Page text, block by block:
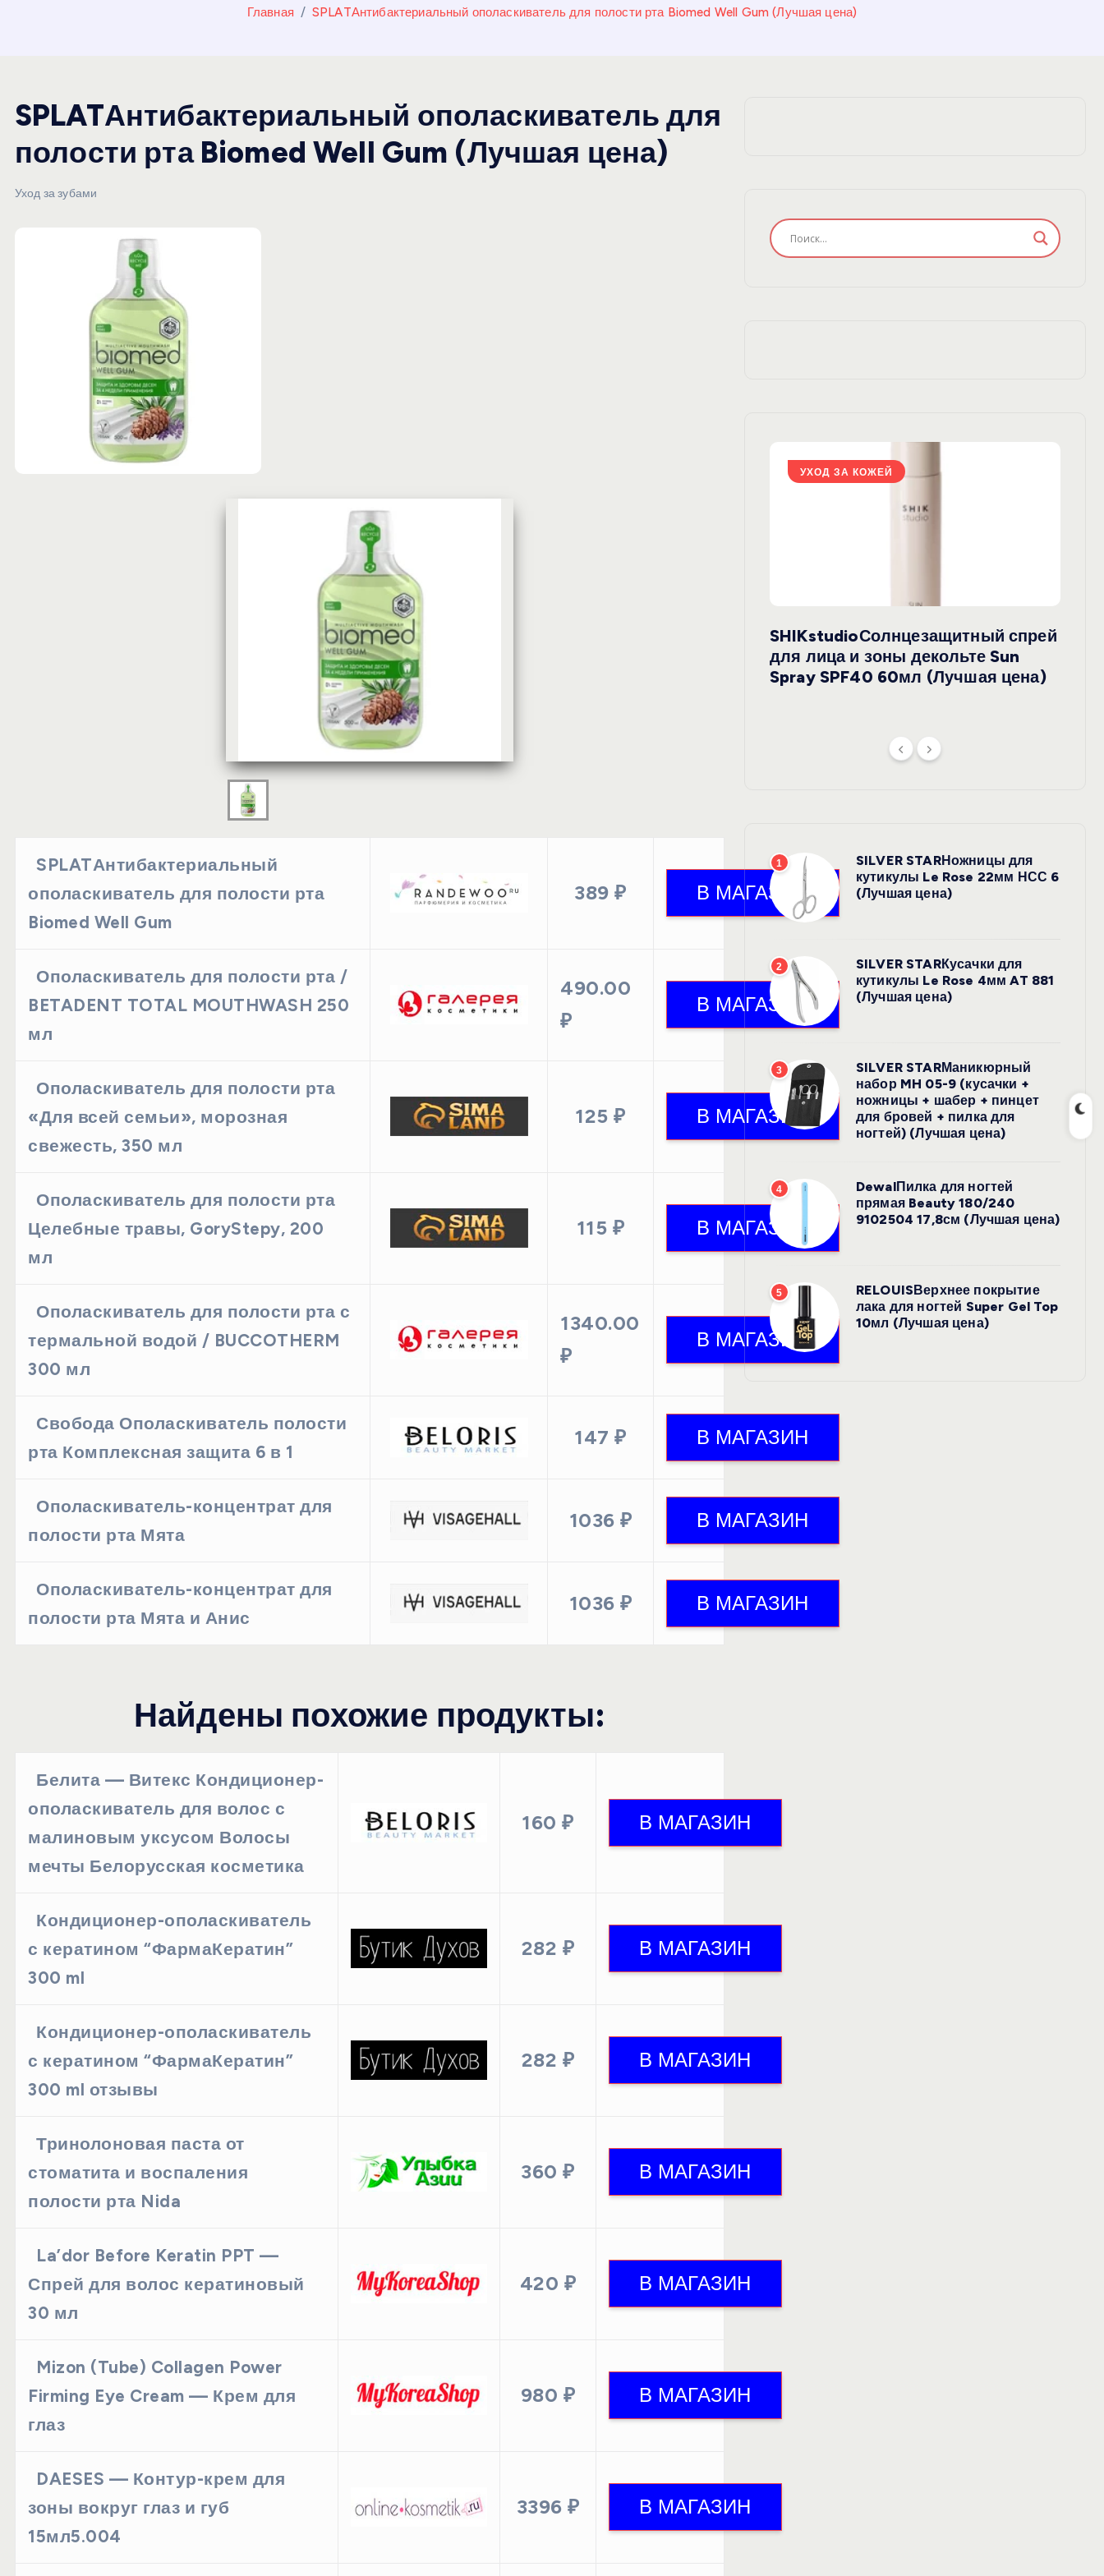
Главная SPLATАнтибактериальный ополаскиватель для полости рта Biomed Well Gum (Лучшая цена)
SPLATАнтибактериальный ополаскиватель для
полости рта Biomed Well Gum (Лучшая цена)
Уход за зубами
SPLATАнтибактериальный
ополаскиватель для полости рта
Biomed Well Gum
389 ₽
Ополаскиватель для полости рта /
BETADENT TOTAL MOUTHWASH 250
мл
490.00
₽
Ополаскиватель для полости рта
«Для всей семьи», морозная
свежесть, 350 мл
125 ₽
Ополаскиватель для полости рта
Целебные травы, GoryStepy, 200
мл
115 ₽
Ополаскиватель для полости рта с
термальной водой / BUCCOTHERM
300 мл
1340.00
₽
Свобода Ополаскиватель полости
рта Комплексная защита 6 в 1
147 ₽
Ополаскиватель-концентрат для
полости рта Мята
1036 ₽
Ополаскиватель-концентрат для
полости рта Мята и Анис
1036 ₽
Найдены похожие продукты:
Белита — Витекс Кондиционер-
ополаскиватель для волос с
малиновым уксусом Волосы
мечты Белорусская косметика
160 ₽
Кондиционер-ополаскиватель
с кератином “ФармаКератин”
300 ml
282 ₽
Кондиционер-ополаскиватель
с кератином “ФармаКератин”
300 ml отзывы
282 ₽
Тринолоновая паста от
стоматита и воспаления
полости рта Nida
360 ₽
La’dor Before Keratin PPT —
Спрей для волос кератиновый
30 мл
420 ₽
Mizon (Tube) Collagen Power
Firming Eye Cream — Крем для
глаз
980 ₽
DAESES — Контур-крем для
зоны вокруг глаз и губ
15мл5.004
3396 ₽
УХОД ЗА КОЖЕЙ
SHIKstudioСолнцезащитный спрей
для лица и зоны декольте Sun
Spray SPF40 60мл (Лучшая цена)
1
SILVER STARНожницы для
кутикулы Le Rose 22мм НСС 6
(Лучшая цена)
2
SILVER STARКусачки для
кутикулы Le Rose 4мм AT 881
(Лучшая цена)
3
SILVER STARМаникюрный
набор MH 05-9 (кусачки +
ножницы + шабер + пинцет
для бровей + пилка для
ногтей) (Лучшая цена)
4
DewalПилка для ногтей
прямая Beauty 180/240
9102504 17,8см (Лучшая цена)
5
RELOUISВерхнее покрытие
лака для ногтей Super Gel Top
10мл (Лучшая цена)